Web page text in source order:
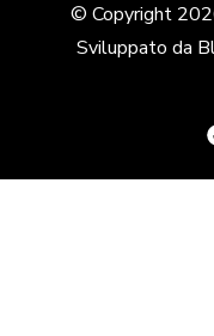
© Copyright
Sviluppato da